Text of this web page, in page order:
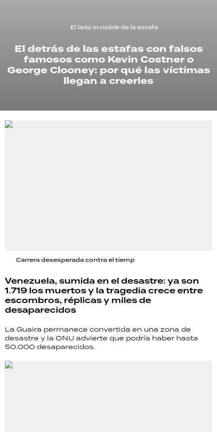
El lado invisible de la estafa
El detrás de las estafas con falsos
famosos como Kevin Costner o
George Clooney: por qué las víctimas
llegan a creerles
Carrera desesperada contra el tiemp
Venezuela, sumida en el desastre: ya son
1.719 los muertos y la tragedia crece entre
escombros, réplicas y miles de
desaparecidos
La Guaira permanece convertida en una zona de
desastre y la ONU advierte que podría haber hasta
50.000 desaparecidos.
RECETAS
PALABRAS